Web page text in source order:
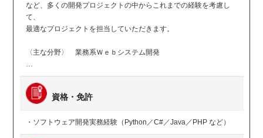
など、多くの開発プロジェクトの中からこれまでの経験を考慮し
て、
最適なプロジェクトを担当していただきます。
〈主な分野〉 業務系Ｗｅｂシステム開発
…
資格・免許
・ソフトウェア開発実務経験（Python／C#／Java／PHP など）